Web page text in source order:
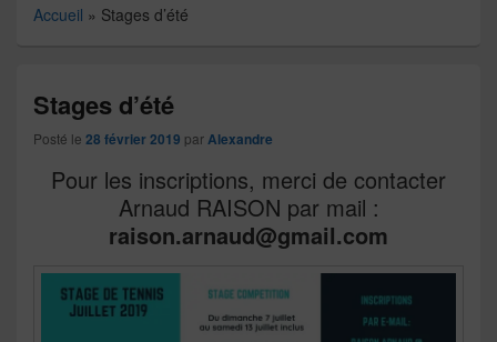
Accueil » Stages d’été
Stages d’été
Posté le 28 février 2019 parAlexandre
Pour les inscriptions, merci de contacter
Arnaud RAISON par mail :
raison.arnaud@gmail.com